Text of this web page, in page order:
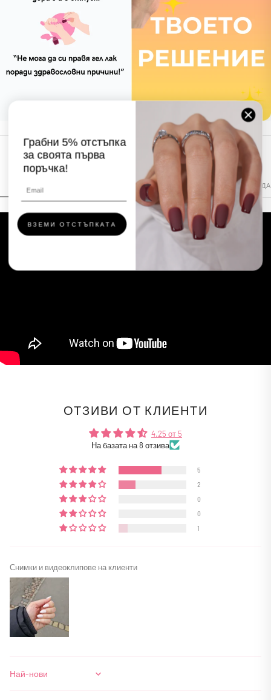
ВИЖ КАК РАБОТИ
СВАЛЯНЕ — СЕРУМ СВАЛЯНЕ — ВОДА
ОТЗИВИ ОТ КЛИЕНТИ
4.25 от 5
На базата на 8 отзива
5
2
0
0
1
Снимки и видеоклипове на клиенти
Sort by
Грабни 5% отстъпка
за своята първа
поръчка!
ВЗЕМИ ОТСТЪПКАТА